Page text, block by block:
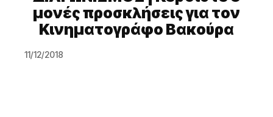
μονές προσκλήσεις για τον
Κινηματογράφο Βακούρα
11/12/2018